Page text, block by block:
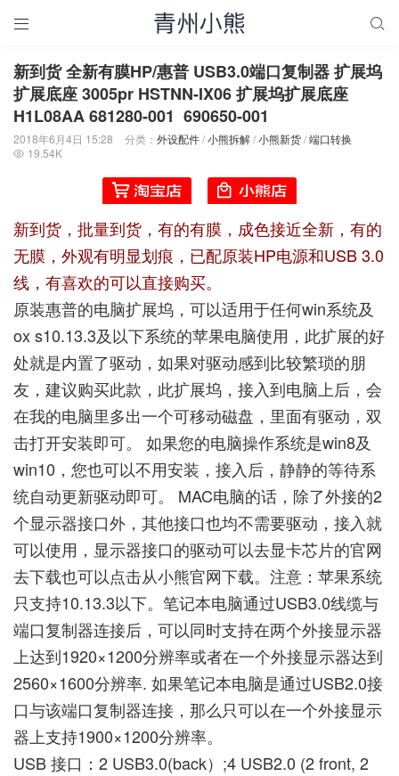
 
新到货 全新有膜HP/惠普 USB3.0端口复制器 扩展坞
扩展底座 3005pr HSTNN-IX06 扩展坞扩展底座
H1L08AA 681280-001 690650-001
2018年6月4日 15:28 分类： 外设配件/小熊拆解/小熊新货/端口转换
 19.54K
新到货，批量到货，有的有膜，成色接近全新，有的
无膜，外观有明显划痕，已配原装HP电源和USB 3.0
线，有喜欢的可以直接购买。
原装惠普的电脑扩展坞，可以适用于任何win系统及
ox s10.13.3及以下系统的苹果电脑使用，此扩展的好
处就是内置了驱动，如果对驱动感到比较繁琐的朋
友，建议购买此款，此扩展坞，接入到电脑上后，会
在我的电脑里多出一个可移动磁盘，里面有驱动，双
击打开安装即可。 如果您的电脑操作系统是win8及
win10，您也可以不用安装，接入后，静静的等待系
统自动更新驱动即可。 MAC电脑的话，除了外接的2
个显示器接口外，其他接口也均不需要驱动，接入就
可以使用，显示器接口的驱动可以去显卡芯片的官网
去下载也可以点击从小熊官网下载。注意：苹果系统
只支持10.13.3以下。笔记本电脑通过USB3.0线缆与
端口复制器连接后，可以同时支持在两个外接显示器
上达到1920×1200分辨率或者在一个外接显示器达到
2560×1600分辨率. 如果笔记本电脑是通过USB2.0接
口与该端口复制器连接，那么只可以在一个外接显示
器上支持1900×1200分辨率。
USB 接口：2 USB3.0(back）;4 USB2.0 (2 front, 2